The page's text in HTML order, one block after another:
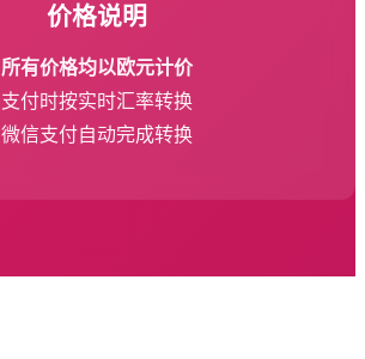
价格说明
所有价格均以欧元计价
支付时按实时汇率转换
微信支付自动完成转换